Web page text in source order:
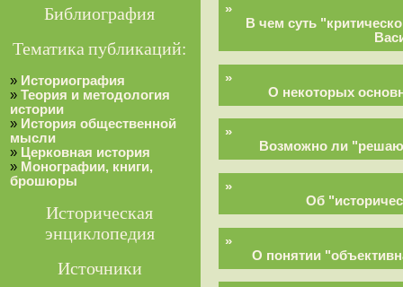
Библиография
Тематика публикаций:
» Историография
» Теория и методология
истории
» История общественной
мысли
» Церковная история
» Монографии, книги,
брошюры
Историческая
энциклопедия
Источники
»
В чем суть
»
О некоторых
»
Возможно ли
»
Об
»
О понятии